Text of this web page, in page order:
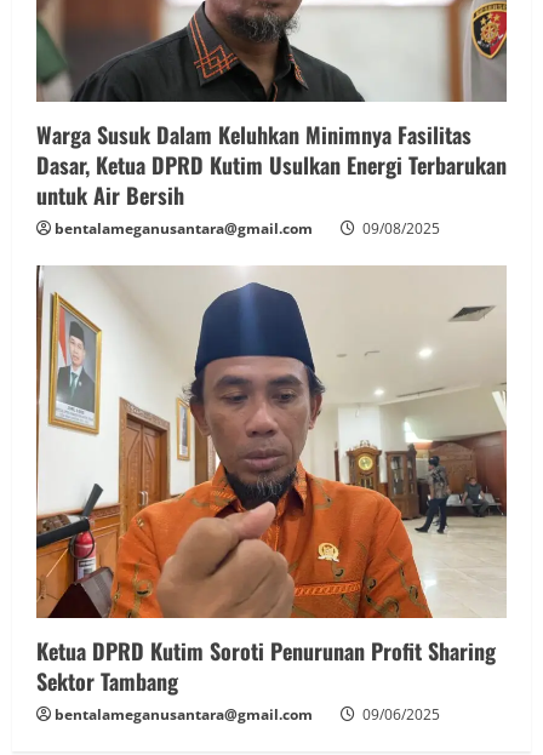
Warga Susuk Dalam Keluhkan Minimnya Fasilitas
Dasar, Ketua DPRD Kutim Usulkan Energi Terbarukan
untuk Air Bersih
bentalameganusantara@gmail.com 09/08/2025
‎Ketua DPRD Kutim Soroti Penurunan Profit Sharing
Sektor Tambang
bentalameganusantara@gmail.com 09/06/2025